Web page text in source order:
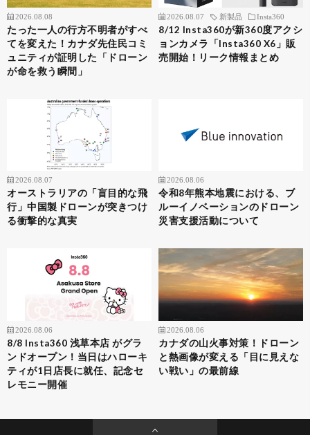
2026.08.08
たった一人の行方不明者がすべ
てを変えた！カナダ先住民コミ
ュニティが証明した「ドローン
が命を救う瞬間」
2026.08.07 新製品 Insta360
8/12 Insta360が新360度アクシ
ョンカメラ「Insta360 X6」販
売開始！リーク情報まとめ
2026.08.07
オーストラリアの「盲目的な飛
行」中国製ドローンが突きつけ
る衝撃的な真実
2026.08.06
令和8年熊本地震における、ブ
ルーイノベーションのドローン
災害支援活動について
2026.08.06
8/8 Insta360 浅草本店 がグラ
ンドオープン！当日はハローキ
ティが1日店長に就任、記念セ
レモニー開催
2026.08.06
カナダの山火事対策！ドローン
と熱画像が変える「目に見えな
い戦い」の最前線